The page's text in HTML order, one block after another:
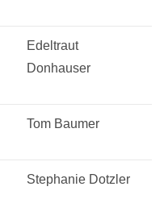
Edeltraut
Donhauser
Tom Baumer
Stephanie Dotzler